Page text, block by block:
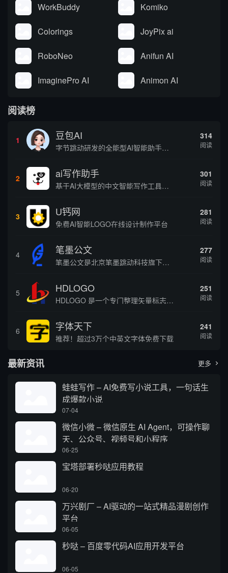
WorkBuddy Komiko
Colorings JoyPix ai
RoboNeo Anifun AI
ImaginePro AI Animon AI
阅读榜
1 豆包AI
字节跳动研发的全能型AI智能助手，提供智能对话、知识问答、内容创作、学习办公等一站式AI服务
314
阅读
2 ai写作助手
基于AI大模型的中文智能写作工具，面向学生、自媒体、职场人士提供一站式文本创作服务 核心定位 AI写作助手是依托人工智能技术打造的创作辅助平台，专注中文文本生成与优化，帮助用户快速完成各类文案、文章、论文等内容创作，提升写作效率 核心功能 ...
301
阅读
3 U钙网
免费AI智能LOGO在线设计制作平台
281
阅读
4 笔墨公文
笔墨公文是北京笔墨跳动科技旗下垂直公文赛道 AIGC 创作平台，深耕体制公文专业场景，依托海量标准公文语料训练专属大模型。平台整合 AI 公文生成、全维度智能校对、范文库、实时更新素材库、标准化公文模板五大核心板块，兼顾公文快速撰写、文稿合...
277
阅读
5 HDLOGO
HDLOGO 是一个专门整理矢量标志和图标的网站，提供各类品牌和公司的矢量标志下载服务，主要面向设计师、营销人员和企业用户，帮他们获取高质量的品牌标识资源。
251
阅读
6 字体天下
推荐！超过3万个中英文字体免费下载
241
阅读
最新资讯 更多 
蛙蛙写作 – AI免费写小说工具，一句话生
成爆款小说
07-04
微信小微 – 微信原生 AI Agent，可操作聊
天、公众号、视频号和小程序
06-25
宝塔部署秒哒应用教程
06-20
万兴剧厂 – AI驱动的一站式精品漫剧创作
平台
06-05
秒哒 – 百度零代码AI应用开发平台
06-05